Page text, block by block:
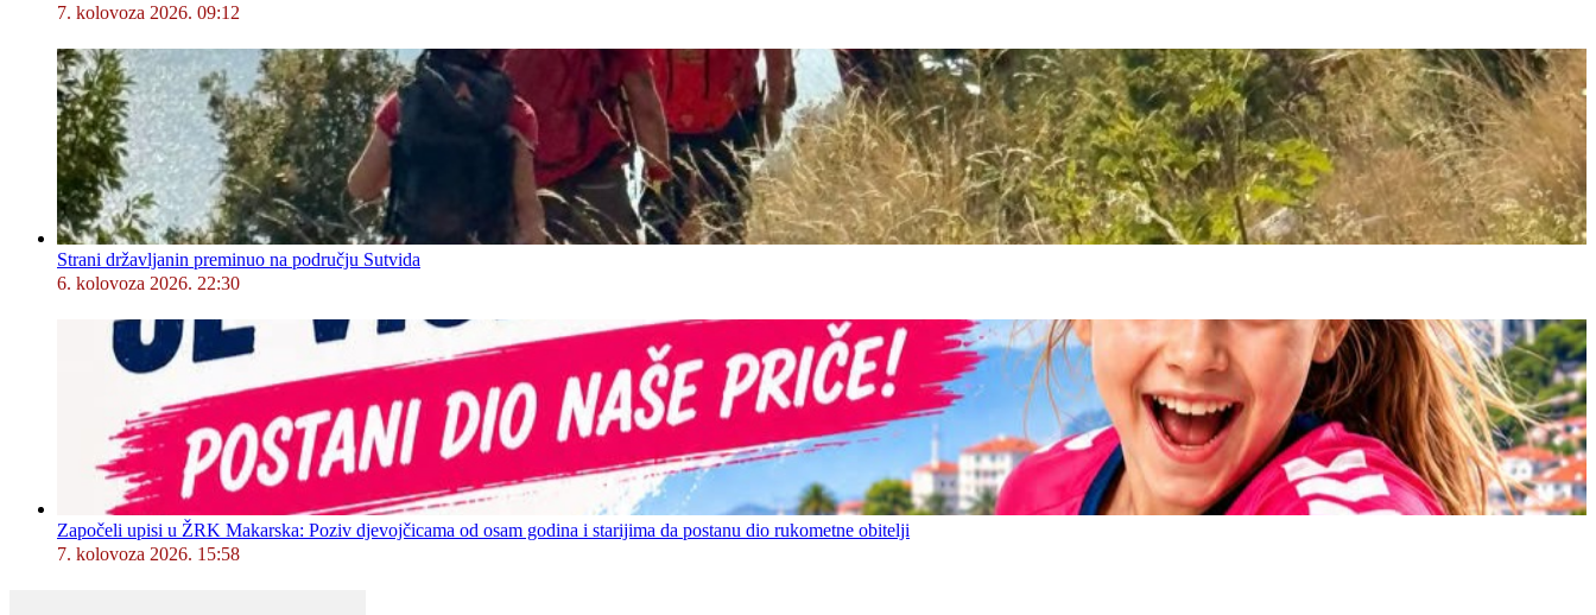
7. kolovoza 2026. 09:12
Strani državljanin preminuo na području Sutvida
6. kolovoza 2026. 22:30
Započeli upisi u ŽRK Makarska: Poziv djevojčicama od osam godina i starijima da postanu dio rukometne obitelji
7. kolovoza 2026. 15:58